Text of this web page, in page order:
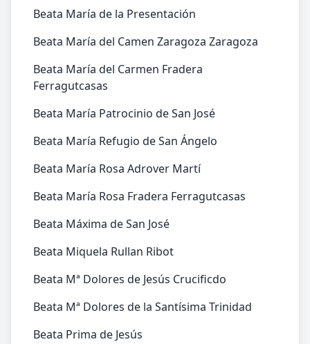
Beata María de la Presentación
Beata María del Camen Zaragoza Zaragoza
Beata María del Carmen Fradera
Ferragutcasas
Beata María Patrocinio de San José
Beata María Refugio de San Ángelo
Beata María Rosa Adrover Martí
Beata María Rosa Fradera Ferragutcasas
Beata Máxima de San José
Beata Miquela Rullan Ribot
Beata Mª Dolores de Jesús Crucificdo
Beata Mª Dolores de la Santísima Trinidad
Beata Prima de Jesús